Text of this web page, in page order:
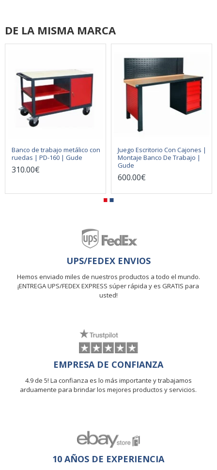
DE LA MISMA MARCA
Banco de trabajo metálico con
ruedas | PD-160 | Gude
310.00€
Juego Escritorio Con Cajones |
Montaje Banco De Trabajo |
Gude
600.00€
UPS/FEDEX ENVIOS
Hemos enviado miles de nuestros productos a todo el mundo.
¡ENTREGA UPS/FEDEX EXPRESS súper rápida y es GRATIS para
usted!
EMPRESA DE CONFIANZA
4.9 de 5! La confianza es lo más importante y trabajamos
arduamente para brindar los mejores productos y servicios.
10 AÑOS DE EXPERIENCIA